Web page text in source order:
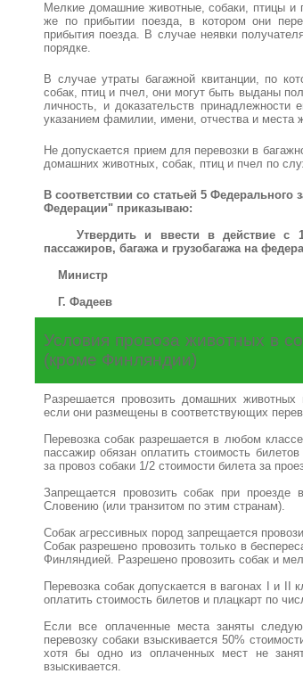
Мелкие домашние животные, собаки, птицы и
же по прибытии поезда, в котором они
прибытия поезда. В случае неявки
порядке.
В случае утраты багажной квитанции, по
собак, птиц и пчел, они могут быть выданы
личность, и доказательств
указанием фамилии, имени, отчества и места
Не допускается прием для перевозки в
домашних животных, собак, птиц и пчел по
В соответствии со статьей 5
Федерации" приказываю:
Утвердить и ввести в действие с 1
пассажиров, багажа и грузобагажа на
Министр
Г. Фадеев
Условия провоза животных в
(кроме Финляндии)
Разрешается провозить домашних
если они размещены в соответствующих
Перевозка собак разрешается в любом
пассажир обязан оплатить стоимость
за провоз собаки 1/2 стоимости билета за
Запрещается провозить собак при
Словению (или транзитом по этим странам).
Собак агрессивных пород запрещается
Собак разрешено провозить только в
Финляндией. Разрешено провозить собак и
Перевозка собак допускается в вагонах I и
оплатить стоимость билетов и плацкарт по
Если все оплаченные места заняты
перевозку собаки взыскивается 50%
хотя бы одно из оплаченных мест не
взыскивается.